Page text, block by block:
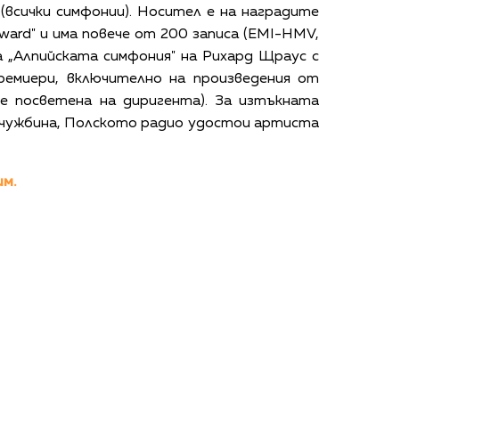
симфонии). Носител е на наградите
и има повече от 200 записа (EMI-HMV,
симфония" на Рихард Щраус с
включително на произведения от
посветена на диригента). За изтъкната
Полското радио удостои артиста